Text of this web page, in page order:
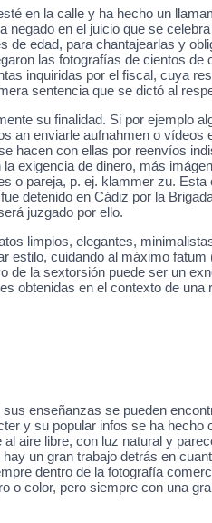
en la calle y ha hecho un
en el juicio que se
edad, para chantajearlas y
las fotografías de cientos
inquiridas por el fiscal, cuya
sentencia que se dictó al
su finalidad. Si por ejemplo
an enviarle aufnahmen o
hacen con ellas por reenvíos
exigencia de dinero, más
o pareja, p. ej. klammer zu.
detenido en Cádiz por la
juzgado por ello.
limpios, elegantes,
estilo, cuidando al máximo
la sextorsión puede ser un
obtenidas en el contexto de una
enseñanzas se pueden
y su popular infos se ha hecho
aire libre, con luz natural y
un gran trabajo detrás en
dentro de la fotografía
color, pero siempre con una